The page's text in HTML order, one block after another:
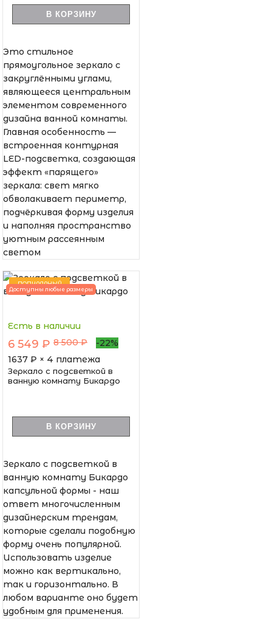
В КОРЗИНУ
Это стильное
прямоугольное зеркало с
закруглёнными углами,
являющееся центральным
элементом современного
дизайна ванной комнаты.
Главная особенность —
встроенная контурная
LED-подсветка, создающая
эффект «парящего»
зеркала: свет мягко
обволакивает периметр,
подчёркивая форму изделия
и наполняя пространство
уютным рассеянным
светом
ПОПУЛЯРНЫЙ
Доступны любые размеры
Есть в наличии
6 549 ₽ 8 500 ₽
-22%
1637 ₽ × 4 платежа
Зеркало с подсветкой в
ванную комнату Бикардо
В КОРЗИНУ
Зеркало с подсветкой в
ванную комнату Бикардо
капсульной формы - наш
ответ многочисленным
дизайнерским трендам,
которые сделали подобную
форму очень популярной.
Использовать изделие
можно как вертикально,
так и горизонтально. В
любом варианте оно будет
удобным для применения.